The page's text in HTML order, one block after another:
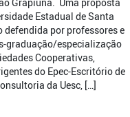
Grapiúna. Uma proposta
Estadual de Santa
defendida por professores e
graduação/especialização
Cooperativas,
do Epec-Escritório de
da Uesc, […]